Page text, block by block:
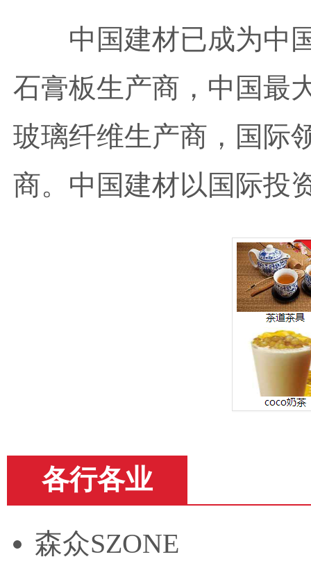
中国建材已成为中
石膏板生产商，中国最
玻璃纤维生产商，国际
商。中国建材以国际投
各行各业
森众SZONE